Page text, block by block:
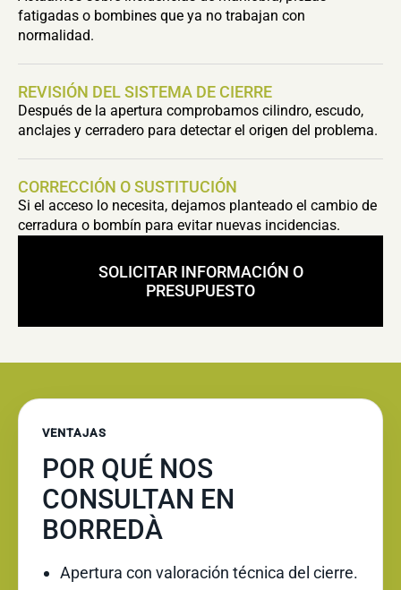
fatigadas o bombines que ya no trabajan con
normalidad.
REVISIÓN DEL SISTEMA DE CIERRE
Después de la apertura comprobamos cilindro, escudo,
anclajes y cerradero para detectar el origen del problema.
CORRECCIÓN O SUSTITUCIÓN
Si el acceso lo necesita, dejamos planteado el cambio de
cerradura o bombín para evitar nuevas incidencias.
SOLICITAR INFORMACIÓN O
PRESUPUESTO
VENTAJAS
POR QUÉ NOS
CONSULTAN EN
BORREDÀ
Apertura con valoración técnica del cierre.